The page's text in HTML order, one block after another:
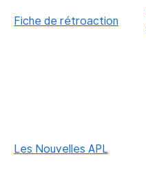
Fiche de rétroaction
Les Nouvelles APL